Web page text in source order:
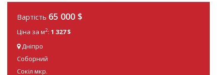
Вартість 65 000 $
Ціна за м2: 1 327 $
Дніпро
Соборний
Сокіл мкр.